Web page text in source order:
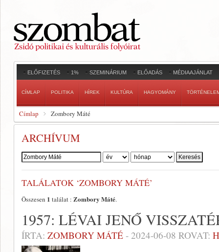
ELŐFIZETÉS 1% SZEMINÁRIUM ELŐADÁS MÉDIAAJÁNLAT
CÍMLAP POLITIKA HÍREK KULTÚRA HAGYOMÁNY
Címlap Zombory Máté
ARCHÍVUM
Szerző:
TALÁLATOK ‘ZOMBORY MÁTÉ’
Összesen 1 találat : Zombory Máté.
1957: LÉVAI JENŐ
ÍRTA: ZOMBORY MÁTÉ - 2024-06-08 ROVAT: